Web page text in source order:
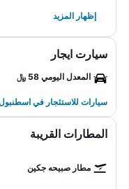
إظهار المزيد
سيارت ايجار
المعدل اليومي 58 ﷼
سيارات للاستئجار في
المطارات القريبة
مطار صبيحه جكين